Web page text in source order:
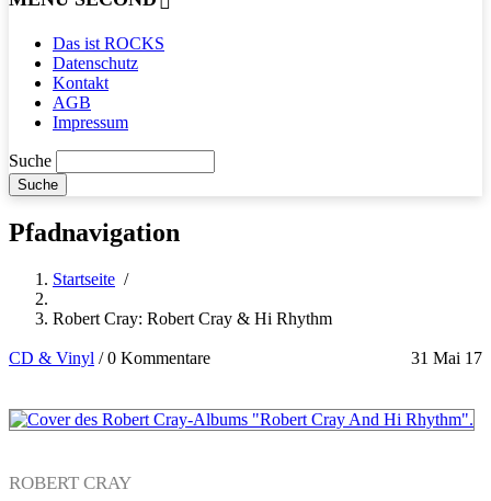
Das ist ROCKS
Datenschutz
Kontakt
AGB
Impressum
Suche
Pfadnavigation
Startseite /
Robert Cray: Robert Cray & Hi Rhythm
CD & Vinyl 31 Mai 17
/0 Kommentare
ROBERT CRAY